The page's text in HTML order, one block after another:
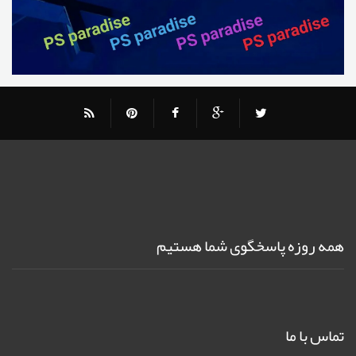
همه روزه پاسخگوی شما هستیم
تماس با ما